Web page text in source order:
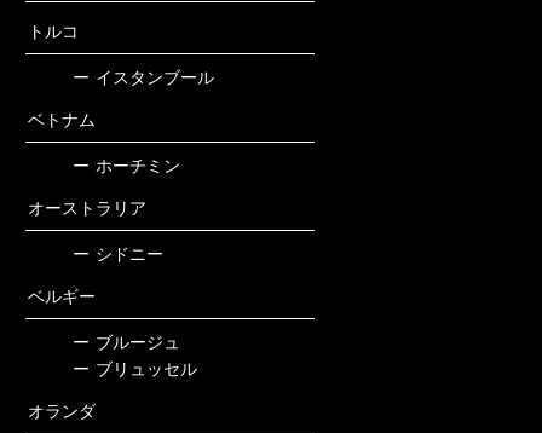
トルコ
ー イスタンブール
ベトナム
ー ホーチミン
オーストラリア
ー シドニー
ベルギー
ー ブルージュ
ー ブリュッセル
オランダ